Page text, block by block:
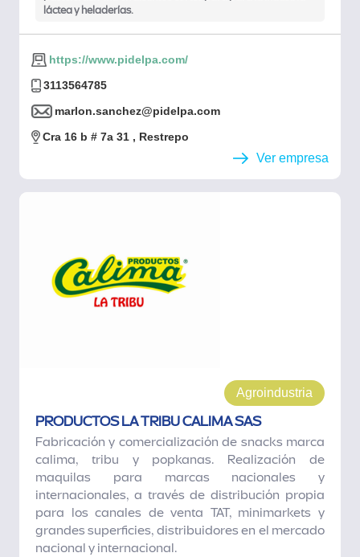
láctea y heladerías.
https://www.pidelpa.com/
3113564785
marlon.sanchez@pidelpa.com
Cra 16 b # 7a 31 , Restrepo
Ver empresa
Agroindustria
PRODUCTOS LA TRIBU CALIMA SAS
Fabricación y comercialización de snacks marca
calima, tribu y popkanas. Realización de
maquilas para marcas nacionales y
internacionales, a través de distribución propia
para los canales de venta TAT, minimarkets y
grandes superficies, distribuidores en el mercado
nacional y internacional.